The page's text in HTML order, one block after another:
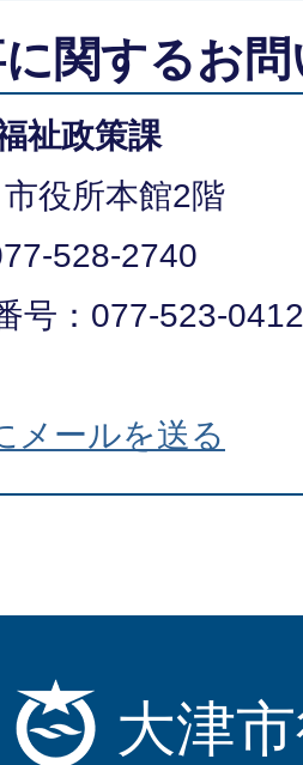
関するお
祉政策課
役所本館2階
528-2740
号：077-523-0412
メールを送る
大津